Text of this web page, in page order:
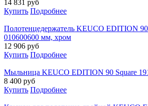
14 831 руб
Купить Подробнее
Полотенцедержатель KEUCO EDITION 90
010600600 мм, хром
12 906 руб
Купить Подробнее
Мыльница KEUCO EDITION 90 Square
8 400 руб
Купить Подробнее